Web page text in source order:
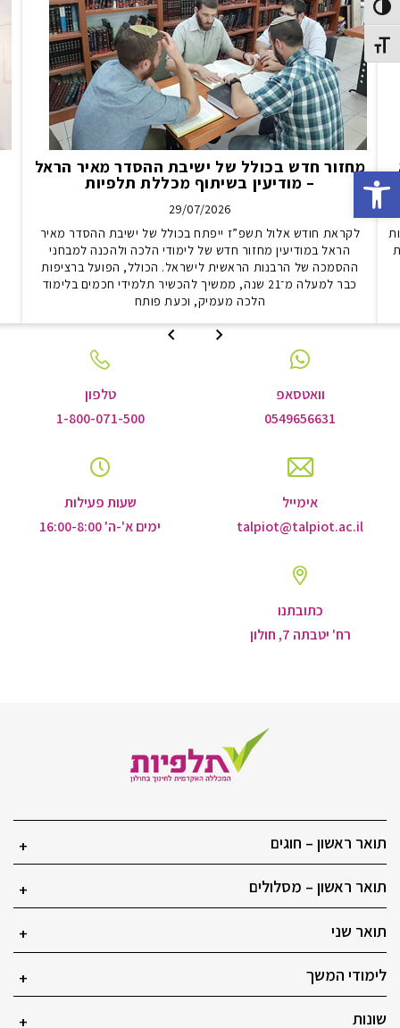
Open toolbar
Toggle High Contrast
Toggle Font size
לשקופית
הקודמת
מחזור חדש בכולל של ישיבת ההסדר מאיר הראל
– מודיעין בשיתוף מכללת תלפיות
29/07/2026
לקראת חודש אלול תשפ”ז ייפתח בכולל של ישיבת ההסדר מאיר
הראל במודיעין מחזור חדש של לימודי הלכה ולהכנה למבחני
ההסמכה של הרבנות הראשית לישראל. הכולל, הפועל ברציפות
כבר למעלה מ־21 שנה, ממשיך להכשיר תלמידי חכמים בלימוד
הלכה מעמיק, וכעת פותח
לשקופית
וואטסאפ
0549656631
טלפון
1-800-071-500
אימייל
talpiot@talpiot.ac.il
שעות פעילות
ימים א'-ה' 16:00-8:00
כתובתנו
רח' יטבתה 7, חולון
תואר ראשון – חוגים
+
תואר ראשון – מסלולים
+
תואר שני
+
לימודי המשך
+
שונות
+